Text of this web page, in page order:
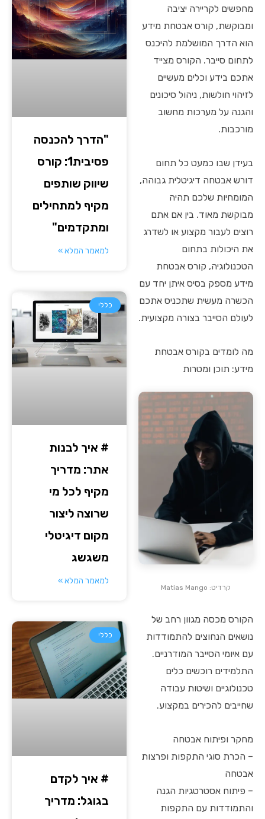
מחפשים לקריירה יציבה
ומבוקשת, קורס אבטחת מידע
הוא הדרך המושלמת להיכנס
לתחום סייבר. הקורס מצייד
אתכם בידע וכלים מעשיים
לזיהוי חולשות, ניהול סיכונים
והגנה על מערכות מחשוב
מורכבות.
בעידן שבו כמעט כל תחום
דורש אבטחה דיגיטלית גבוהה,
המומחיות שלכם תהיה
מבוקשת מאוד. בין אם אתם
רוצים לעבור מקצוע או לשדרג
את היכולות בתחום
הטכנולוגיה, קורס אבטחת
מידע מספק בסיס איתן יחד עם
הכשרה מעשית שתכניס אתכם
לעולם הסייבר בצורה מקצועית.
מה לומדים בקורס אבטחת
מידע: תוכן ומטרות
קרדיט: Matias Mango
הקורס מכסה מגוון רחב של
נושאים הנחוצים להתמודדות
עם איומי הסייבר המודרניים.
התלמידים רוכשים כלים
טכנולוגיים ושיטות עבודה
שחייבים להכירים במקצוע.
מחקר ופיתוח אבטחה
– הכרת סוגי התקפות ופרצות
אבטחה
– פיתוח אסטרטגיות הגנה
והתמודדות עם התקפות
"הדרך להכנסה
פסיבית1: קורס
שיווק שותפים
מקיף למתחילים
ומתקדמים"
למאמר המלא »
כללי
# איך לבנות
אתר: מדריך
מקיף לכל מי
שרוצה ליצור
מקום דיגיטלי
משגשג
למאמר המלא »
כללי
# איך לקדם
בגוגל: מדריך